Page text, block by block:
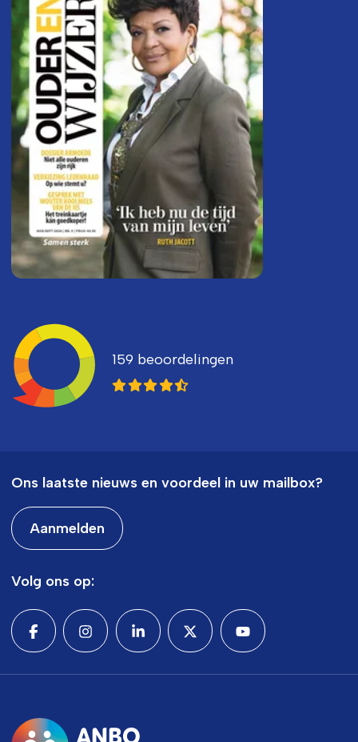
159 beoordelingen
Ons laatste nieuws en voordeel in uw mailbox?
Aanmelden
Volg ons op: